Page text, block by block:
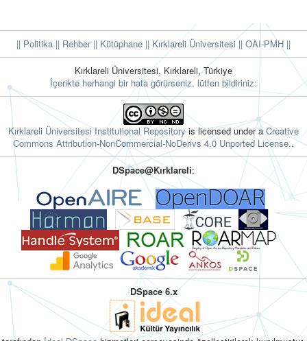
|| Politika || Rehber|| Kütüphane || Kırklareli Üniversitesi || OAI-PMH ||
Kırklareli Üniversitesi, Kırklareli, Türkiye
İçerikte herhangi bir hata görürseniz, lütfen bildiriniz:
Kırklareli Üniversitesi Institutional Repositoryis licensed under aCreative
Commons Attribution-NonCommercial-NoDerivs 4.0 Unported License..
DSpace@Kırklareli:
DSpace 6.x